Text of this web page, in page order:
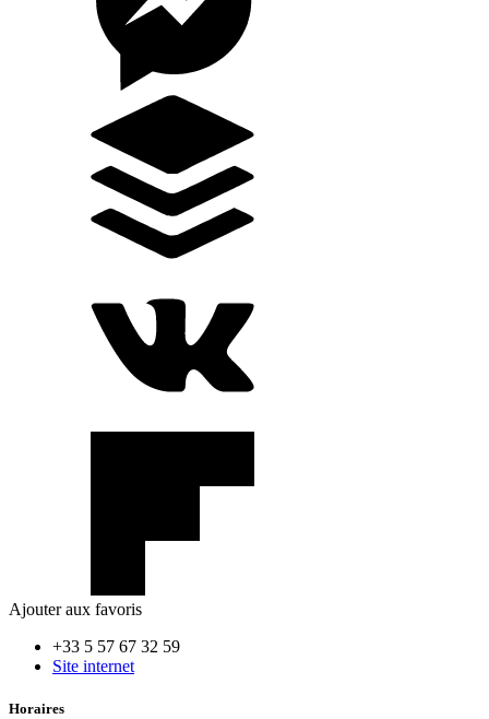
Ajouter aux favoris
+33 5 57 67 32 59
Site internet
Horaires